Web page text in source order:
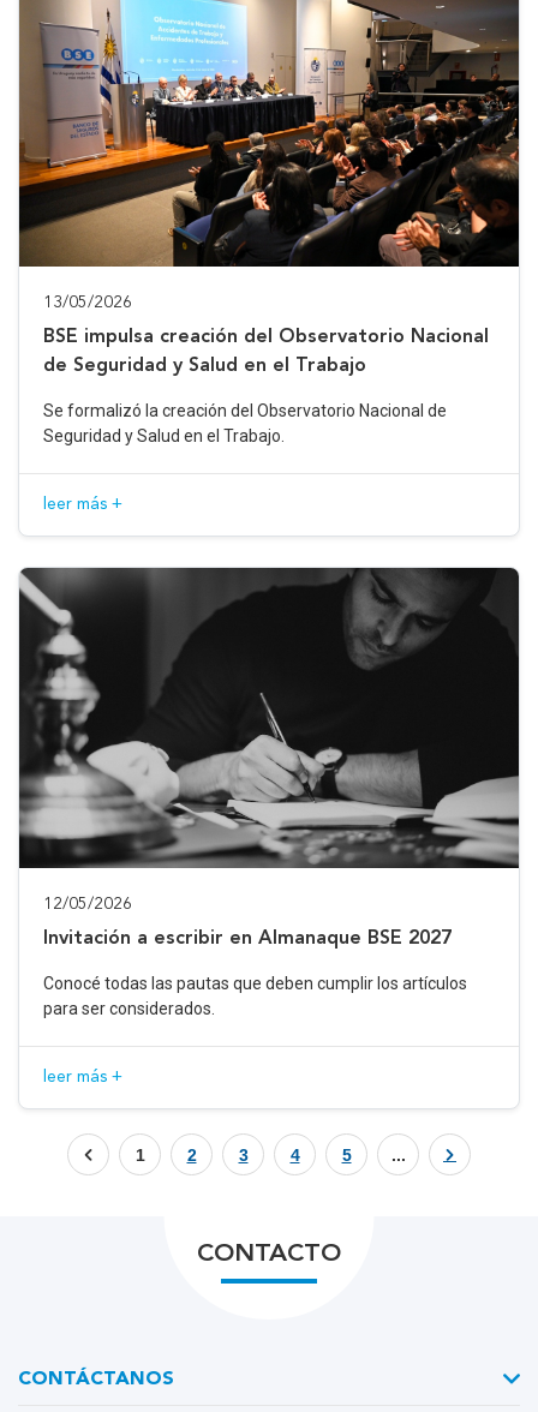
13/05/2026
BSE impulsa creación del Observatorio Nacional
de Seguridad y Salud en el Trabajo
Se formalizó la creación del Observatorio Nacional de
Seguridad y Salud en el Trabajo.
leer más +
12/05/2026
Invitación a escribir en Almanaque BSE 2027
Conocé todas las pautas que deben cumplir los artículos
para ser considerados.
leer más +
1 2 3 4 5 ...
CONTACTO
CONTÁCTANOS